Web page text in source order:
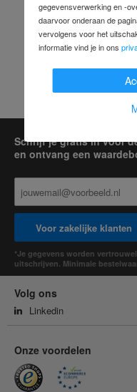
Schrijf je gratis in voor
en ontvang een
Voor zakelijke klanten
*Je gegevens worden
uitschrijven. Minimale
Volg ons
Linkedin
Onze voordelen
gegevensverwerking en -
daarvoor onderaan de
vervolgens voor het
informatie vind je in ons